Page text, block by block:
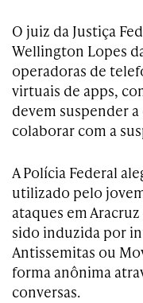
O juiz da Justiça
Wellington Lopes
operadoras de
virtuais de apps,
devem suspender
colaborar com a
A Polícia Federal
utilizado pelo
ataques em
sido induzida por
Antissemitas ou
forma anônima
conversas.